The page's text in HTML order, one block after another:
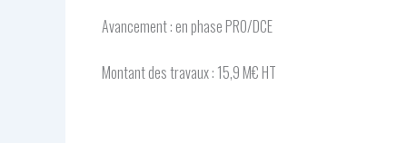
Avancement : en phase PRO/DCE
Montant des travaux : 15,9 M€ HT